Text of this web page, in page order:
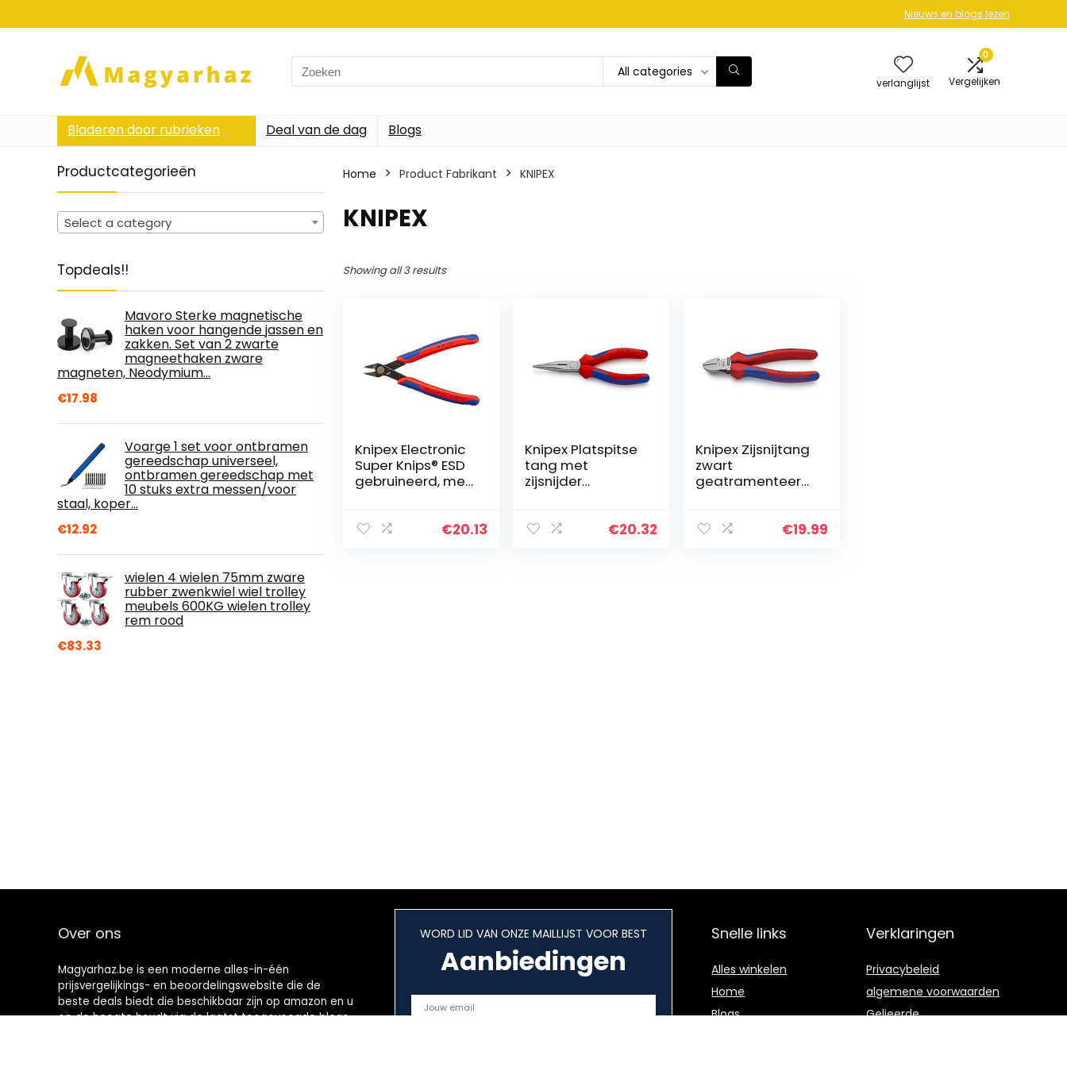
Nieuws en blogs lezen
Search
for:
All categories
verlanglijst
0
Vergelijken
Bladeren door rubrieken Deal van de dag Blogs
Productcategorieën
Select a category
Topdeals!!
Mavoro Sterke magnetische
haken voor hangende jassen en
zakken. Set van 2 zwarte
magneethaken zware
magneten, Neodymium…
€17.98
Voarge 1 set voor ontbramen
gereedschap universeel,
ontbramen gereedschap met
10 stuks extra messen/voor
staal, koper…
€12.92
wielen 4 wielen 75mm zware
rubber zwenkwiel wiel trolley
meubels 600KG wielen trolley
rem rood
€83.33
Home Product Fabrikant ‎KNIPEX
‎KNIPEX
Showing all 3 results
Knipex Electronic
Super Knips® ESD
gebruineerd, met
pen 125 mm 78 61
€20.13
Knipex Platspitse
tang met
zijsnijder
met meer-
€20.32
Knipex Zijsnijtang
zwart
geatramenteerd,
pen 160 mm 70 02
€19.99
Over ons
Magyarhaz.be is een moderne alles-in-één
prijsvergelijkings- en beoordelingswebsite die de
beste deals biedt die beschikbaar zijn op amazon en u
op de hoogte houdt via de laatst toegevoegde blogs.
WORD LID VAN ONZE MAILLIJST VOOR BEST
Aanbiedingen
Snelle links
Alles winkelen
Home
Blogs
Verklaringen
Privacybeleid
algemene voorwaarden
Gelieerde